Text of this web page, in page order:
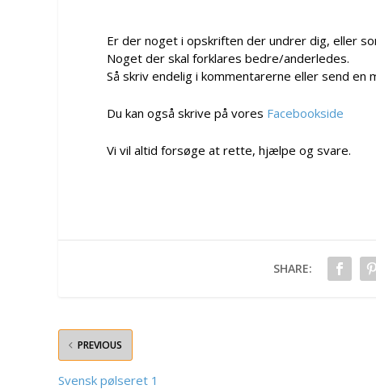
Er der noget i opskriften der undrer dig, eller
Noget der skal forklares bedre/anderledes.
Så skriv endelig i kommentarerne eller send en
Du kan også skrive på vores Facebookside
Vi vil altid forsøge at rette, hjælpe og svare.
SHARE:
PREVIOUS
Svensk pølseret 1